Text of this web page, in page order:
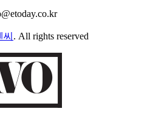
. All rights reserved